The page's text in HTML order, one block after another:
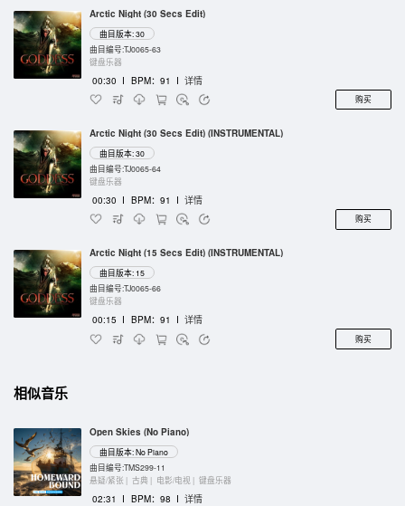
Arctic Night (30 Secs Edit)
曲目版本: 30
曲目编号:TJ0065-63
键盘乐器
00:30 I BPM：91 I 详情
购买
Arctic Night (30 Secs Edit) (INSTRUMENTAL)
曲目版本: 30
曲目编号:TJ0065-64
键盘乐器
00:30 I BPM：91 I 详情
购买
Arctic Night (15 Secs Edit) (INSTRUMENTAL)
曲目版本: 15
曲目编号:TJ0065-66
键盘乐器
00:15 I BPM：91 I 详情
购买
相似音乐
Open Skies (No Piano)
曲目版本: No Piano
曲目编号:TMS299-11
悬疑/紧张 | 古典 | 电影/电视 | 键盘乐器
02:31 I BPM：98 I 详情